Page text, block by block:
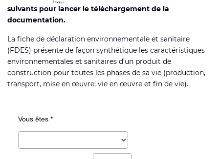
suivants pour lancer le téléchargement de la
documentation.
La fiche de déclaration environnementale et sanitaire
(FDES) présente de façon synthétique les caractéristiques
environnementales et sanitaires d’un produit de
construction pour toutes les phases de sa vie (production,
transport, mise en œuvre, vie en œuvre et fin de vie).